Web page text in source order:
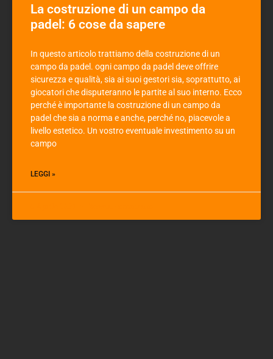
La costruzione di un campo da
padel: 6 cose da sapere
In questo articolo trattiamo della costruzione di un
campo da padel. ogni campo da padel deve offrire
sicurezza e qualità, sia ai suoi gestori sia, soprattutto, ai
giocatori che disputeranno le partite al suo interno. Ecco
perché è importante la costruzione di un campo da
padel che sia a norma e anche, perché no, piacevole a
livello estetico. Un vostro eventuale investimento su un
campo
LEGGI »